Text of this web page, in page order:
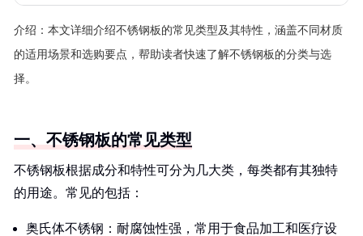
介绍： 本文详细介绍不锈钢板的常见类型及其特性，涵盖不同材质
的适用场景和选购要点，帮助读者快速了解不锈钢板的分类与选
择。
一、不锈钢板的常见类型
不锈钢板根据成分和特性可分为几大类，每类都有其独特
的用途。常见的包括：
奥氏体不锈钢：耐腐蚀性强，常用于食品加工和医疗设